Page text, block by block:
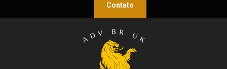
Contato